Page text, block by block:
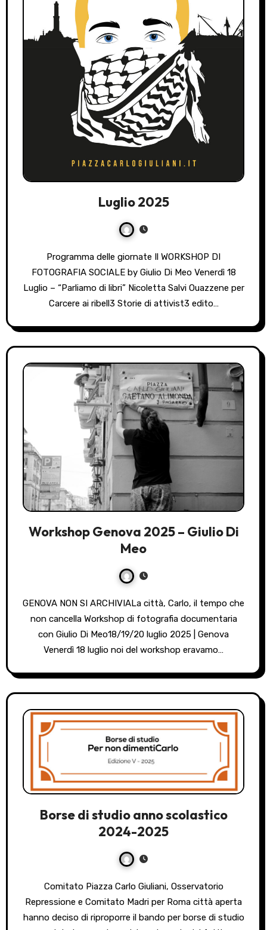
Luglio 2025
Programma delle giornate Il WORKSHOP DI
FOTOGRAFIA SOCIALE by Giulio Di Meo Venerdì 18
Luglio – “Parliamo di libri” Nicoletta Salvi Ouazzene per
Carcere ai ribell3 Storie di attivist3 edito…
Workshop Genova 2025 – Giulio Di
Meo
GENOVA NON SI ARCHIVIALa città, Carlo, il tempo che
non cancella Workshop di fotografia documentaria
con Giulio Di Meo18/19/20 luglio 2025 | Genova
Venerdì 18 luglio noi del workshop eravamo…
Borse di studio anno scolastico
2024-2025
Comitato Piazza Carlo Giuliani, Osservatorio
Repressione e Comitato Madri per Roma città aperta
hanno deciso di riproporre il bando per borse di studio